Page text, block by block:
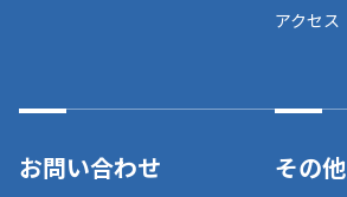
アクセス
お問い合わせ その他